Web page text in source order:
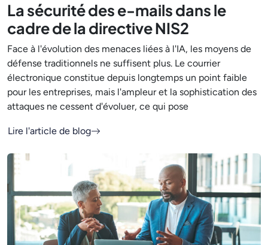
La sécurité des e-mails dans le
cadre de la directive NIS2
Face à l'évolution des menaces liées à l'IA, les moyens de
défense traditionnels ne suffisent plus. Le courrier
électronique constitue depuis longtemps un point faible
pour les entreprises, mais l'ampleur et la sophistication des
attaques ne cessent d'évoluer, ce qui pose
Lire l'article de blog